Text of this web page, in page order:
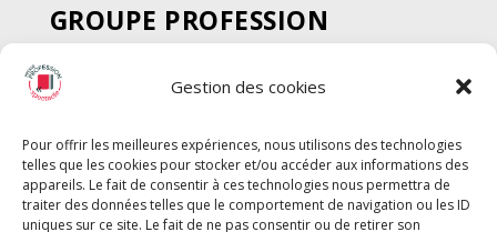
Gestion des cookies
Pour offrir les meilleures expériences, nous utilisons des technologies
telles que les cookies pour stocker et/ou accéder aux informations des
appareils. Le fait de consentir à ces technologies nous permettra de
traiter des données telles que le comportement de navigation ou les ID
uniques sur ce site. Le fait de ne pas consentir ou de retirer son
GROUPE PROFESSION
SPECTACLE
Chèque Intermittents
Chèque Compta
Chèque Emploi Spectacle
G-Pods